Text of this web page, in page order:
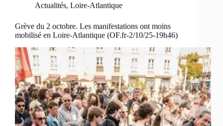
Actualités, Loire-Atlantique
Grève du 2 octobre. Les manifestations ont moins
mobilisé en Loire-Atlantique (OF.fr-2/10/25-19h46)